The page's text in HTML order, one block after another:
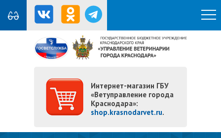
Интернет-магазин ГБУ
«Ветуправление города
Краснодара»:
shop.krasnodarvet.ru.